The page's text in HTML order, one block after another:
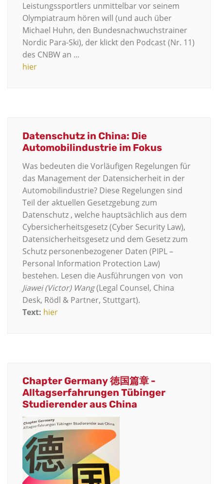
Leistungssportlers unmittelbar vor seinem
Olympiatraum hören will (und auch über
Michael Huhn, den Bundesnachwuchstrainer
Nordic Para-Ski), der klickt den Podcast (Nr. 11)
des CNBW an ...
hier
Datenschutz in China: Die
Automobilindustrie im Fokus
Was bedeuten die Vorläufigen Regelungen für
das Management der Datensicherheit in der
Automobilindustrie? Diese Regelungen sind
Teil der aktuellen Gesetzgebung zum
Datenschutz , welche hauptsächlich aus dem
Cybersicherheitsgesetz (Cyber Security Law),
Datensicherheitsgesetz und dem Gesetz zum
Schutz personenbezogener Daten (PIPL –
Personal Information Protection Law)
bestehen. Lesen die Ausführungen von von ​
Jiawei (Victor) Wang(Legal Counsel, China
Desk, Rödl & Partner, Stuttgart).
Text: hier
Chapter Germany 徳国篇章 -
Alltagserfahrungen Tübinger
Studierender aus China